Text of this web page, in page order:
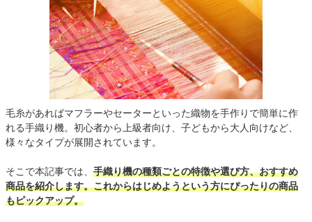
毛糸があればマフラーやセーターといった織物を手作りで簡単に作
れる手織り機。初心者から上級者向け、子どもから大人向けなど、
様々なタイプが展開されています。
そこで本記事では、 手織り機の種類ごとの特徴や選び方、おすすめ
商品を紹介します。これからはじめようという方にぴったりの商品
もピックアップ。